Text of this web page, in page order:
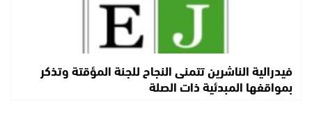
فيدرالية الناشرين تتمنى النجاح للجنة المؤقتة وتذكر
بمواقفها المبدئية ذات الصلة